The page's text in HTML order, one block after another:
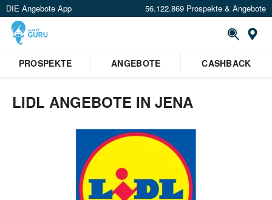
DIE Angebote App 56.122.869 Prospekte & Angebote
PROSPEKTE
ANGEBOTE CASHBACK
LIDL ANGEBOTE IN JENA